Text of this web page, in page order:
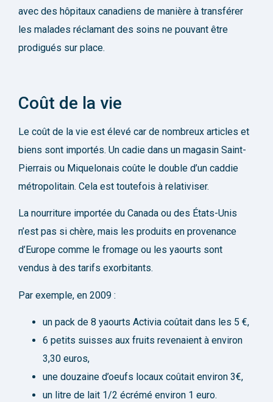
avec des hôpitaux canadiens de manière à transférer
les malades réclamant des soins ne pouvant être
prodigués sur place.
Coût de la vie
Le coût de la vie est élevé car de nombreux articles et
biens sont importés. Un cadie dans un magasin Saint-
Pierrais ou Miquelonais coûte le double d’un caddie
métropolitain. Cela est toutefois à relativiser.
La nourriture importée du Canada ou des États-Unis
n’est pas si chère, mais les produits en provenance
d’Europe comme le fromage ou les yaourts sont
vendus à des tarifs exorbitants.
Par exemple, en 2009 :
un pack de 8 yaourts Activia coûtait dans les 5 €,
6 petits suisses aux fruits revenaient à environ
3,30 euros,
une douzaine d’oeufs locaux coûtait environ 3€,
un litre de lait 1/2 écrémé environ 1 euro.